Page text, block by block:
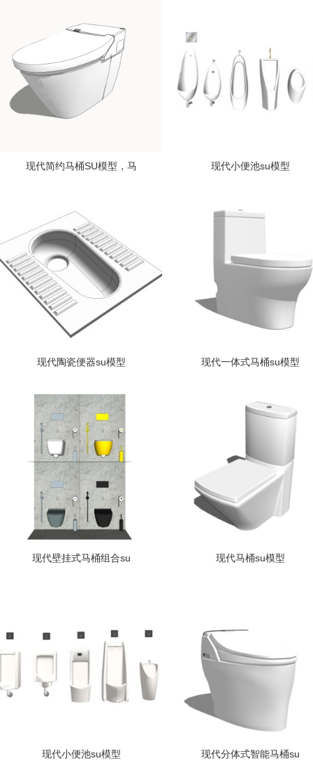
现代简约马桶SU模型，马 现代小便池su模型
现代陶瓷便器su模型 现代一体式马桶su模型
现代壁挂式马桶组合su 现代马桶su模型
现代小便池su模型 现代分体式智能马桶su